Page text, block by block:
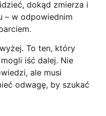
dokąd zmierza i
– w odpowiednim
To ten, który
iść dalej. Nie
ale musi
odwagę, by szukać